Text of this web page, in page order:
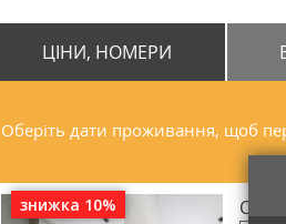
відпочинку з м'якими диванами і
реєстрації і лобі-бар до послуг
центрального залізничного вокзалу
міжнародного аеропорту
ЦІНИ, НОМЕРИ
Оберіть дати проживання, щоб
знижка 10%